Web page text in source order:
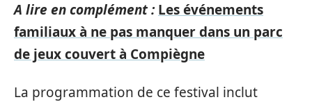
A lire en complément : Les événements
familiaux à ne pas manquer dans un parc
de jeux couvert à Compiègne
La programmation de ce festival inclut